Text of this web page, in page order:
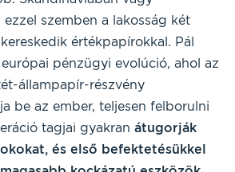
szemben a lakosság két
értékpapírokkal. Pál
pénzügyi evolúció, ahol az
állampapír-részvény
be az ember, teljesen felborulni
tagjai gyakran átugorják
és első befektetésükkel